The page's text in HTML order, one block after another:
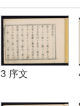
3 序文